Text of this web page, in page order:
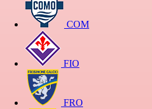
COM
FIO
FRO